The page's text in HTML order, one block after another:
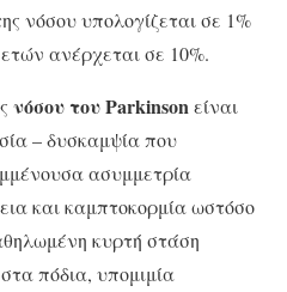
νόσου υπολογίζεται σε 1%
ανέρχεται σε 10%.
νόσου του Parkinson είναι
– δυσκαμψία που
ασυμμετρία
και καμπτοκορμία ωστόσο
κυρτή στάση
πόδια, υπομιμία